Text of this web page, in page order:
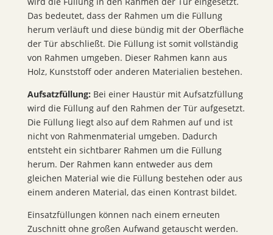
Das bedeutet, dass der Rahmen um die Füllung
herum verläuft und diese bündig mit der Oberfläche
der Tür abschließt. Die Füllung ist somit vollständig
von Rahmen umgeben. Dieser Rahmen kann aus
Holz, Kunststoff oder anderen Materialien bestehen.
Aufsatzfüllung: Bei einer Haustür mit Aufsatzfüllung
wird die Füllung auf den Rahmen der Tür aufgesetzt.
Die Füllung liegt also auf dem Rahmen auf und ist
nicht von Rahmenmaterial umgeben. Dadurch
entsteht ein sichtbarer Rahmen um die Füllung
herum. Der Rahmen kann entweder aus dem
gleichen Material wie die Füllung bestehen oder aus
einem anderen Material, das einen Kontrast bildet.
Einsatzfüllungen können nach einem erneuten
Zuschnitt ohne großen Aufwand getauscht werden.